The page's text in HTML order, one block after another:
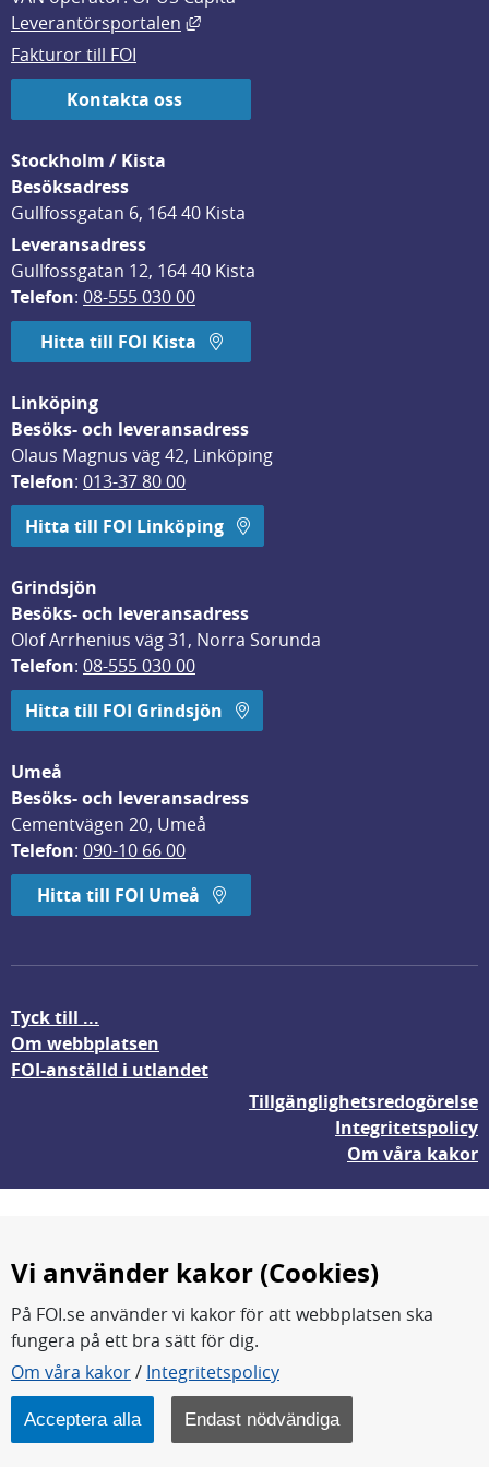
Leverantörsportalen
Länk till annan webbplats, öppnas
Fakturor till FOI
Kontakta oss
Stockholm / Kista
Besöksadress
Gullfossgatan 6, 164 40 Kista
Leveransadress
Gullfossgatan 12, 164 40 Kista
Telefon: 08-555 030 00
Hitta till FOI Kista
Linköping
Besöks- och leveransadress
Olaus Magnus väg 42, Linköping
Telefon: 013-37 80 00
Hitta till FOI Linköping
Grindsjön
Besöks- och leveransadress
Olof Arrhenius väg 31, Norra Sorunda
Telefon: 08-555 030 00
Hitta till FOI Grindsjön
Umeå
Besöks- och leveransadress
Cementvägen 20, Umeå
Telefon: 090-10 66 00
Hitta till FOI Umeå
Tyck till ...
Om webbplatsen
FOI-anställd i utlandet
Tillgänglighetsredogörelse
Integritetspolicy
Om våra kakor
FOI forskar för en säkrare värld.
FOI:s kärnverksamhet är forskning, metod- och
teknikutveckling samt analyser och studier.
Myndigheten ligger under Försvarsdepartementet.
Vi använder kakor (Cookies)
På FOI.se använder vi kakor för att webbplatsen ska
fungera på ett bra sätt för dig.
Om våra kakor/ Integritetspolicy
Acceptera alla Endast nödvändiga